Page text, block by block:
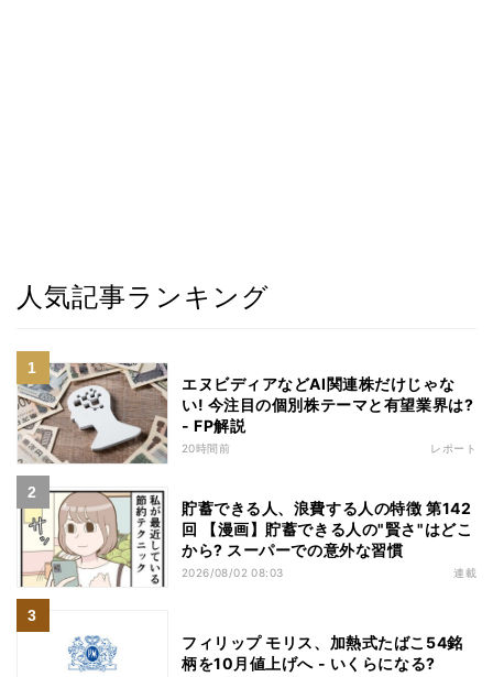
人気記事ランキング
エヌビディアなどAI関連株だけじゃな
い! 今注目の個別株テーマと有望業界は?
- FP解説
20時間前 レポート
貯蓄できる人、浪費する人の特徴 第142
回 【漫画】貯蓄できる人の"賢さ"はどこ
から? スーパーでの意外な習慣
2026/08/02 08:03 連載
フィリップ モリス、加熱式たばこ54銘
柄を10月値上げへ - いくらになる?